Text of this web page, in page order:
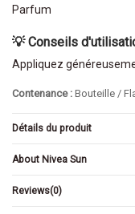
Parfum
💡 Conseils
Appliquez
Contenance : Bouteille /
Détails du produit
About Nivea Sun
Reviews(0)